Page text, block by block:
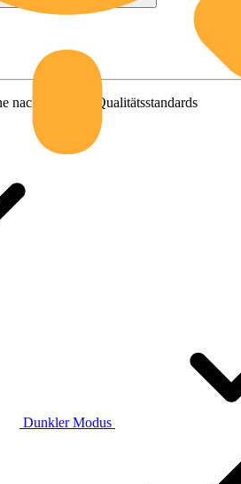
Dunkler Modus
nach höchsten Qualitätsstandards